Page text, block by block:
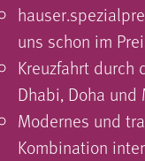
uns schon im
Kreuzfahrt durch
Dhabi, Doha und
Modernes und
Kombination